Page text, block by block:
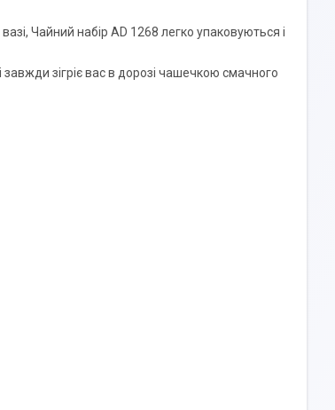
Чайний набір AD 1268 легко упаковуються і
зігріє вас в дорозі чашечкою смачного